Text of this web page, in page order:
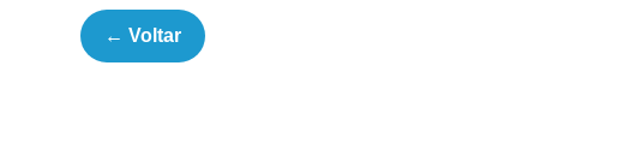
← Voltar